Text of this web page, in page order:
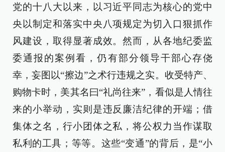
党的十八大以来，以习近平同志为核心的党中
央以制定和落实中央八项规定为切入口狠抓作
风建设，取得显著成效。然而，从各地纪委监
委通报的案例看，仍有部分领导干部心存侥
幸，妄图以“擦边”之术行违规之实。收受特产、
购物卡时，美其名曰“礼尚往来”，看似是人情往
来的小举动，实则是违反廉洁纪律的开端；借
集体之名，行小团体之私，将公权力当作谋取
私利的工具；等等。这些“变通”的背后，是“小